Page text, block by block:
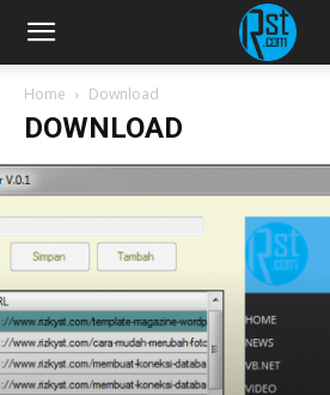
Home Download
DOWNLOAD